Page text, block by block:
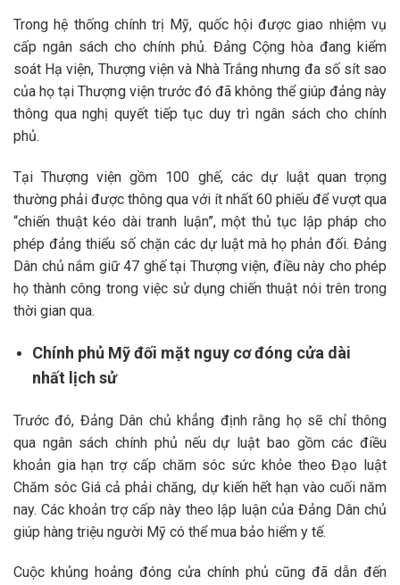
Trong hệ thống chính trị Mỹ, quốc hội được giao nhiệm vụ
cấp ngân sách cho chính phủ. Đảng Cộng hòa đang kiểm
soát Hạ viện, Thượng viện và Nhà Trắng nhưng đa số sít sao
của họ tại Thượng viện trước đó đã không thể giúp đảng này
thông qua nghị quyết tiếp tục duy trì ngân sách cho chính
phủ.
Tại Thượng viện gồm 100 ghế, các dự luật quan trọng
thường phải được thông qua với ít nhất 60 phiếu để vượt qua
“chiến thuật kéo dài tranh luận”, một thủ tục lập pháp cho
phép đảng thiểu số chặn các dự luật mà họ phản đối. Đảng
Dân chủ nắm giữ 47 ghế tại Thượng viện, điều này cho phép
họ thành công trong việc sử dụng chiến thuật nói trên trong
thời gian qua.
Chính phủ Mỹ đối mặt nguy cơ đóng cửa dài
nhất lịch sử
Trước đó, Đảng Dân chủ khẳng định rằng họ sẽ chỉ thông
qua ngân sách chính phủ nếu dự luật bao gồm các điều
khoản gia hạn trợ cấp chăm sóc sức khỏe theo Đạo luật
Chăm sóc Giá cả phải chăng, dự kiến hết hạn vào cuối năm
nay. Các khoản trợ cấp này theo lập luận của Đảng Dân chủ
giúp hàng triệu người Mỹ có thể mua bảo hiểm y tế.
Cuộc khủng hoảng đóng cửa chính phủ cũng đã dẫn đến